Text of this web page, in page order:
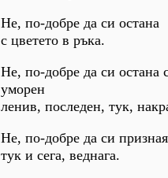
Не, по-добре да си остана
с цветето в ръка.
Не, по-добре да си остана
уморен
ленив, последен, тук,
Не, по-добре да си
тук и сега, веднага.